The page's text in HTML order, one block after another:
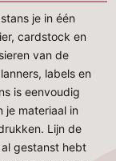
je in één
cardstock en
van de
labels en
is eenvoudig
je materiaal in
Lijn de
gestanst hebt